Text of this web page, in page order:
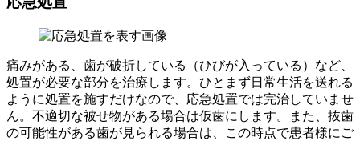
痛みがある、歯が破折している（ひびが入っている）など、
処置が必要な部分を治療します。ひとまず日常生活を送れる
ように処置を施すだけなので、応急処置では完治していませ
ん。不適切な被せ物がある場合は仮歯にします。また、抜歯
の可能性がある歯が見られる場合は、この時点で患者様にご